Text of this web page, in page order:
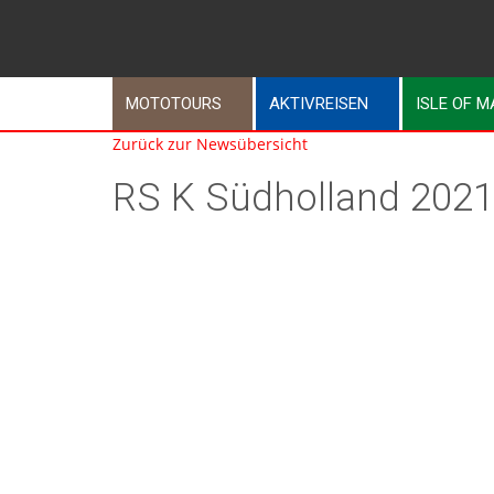
MOTOTOURS AKTIVREISEN ISLE OF
Zurück zur Newsübersicht
RS K Südholland 2021